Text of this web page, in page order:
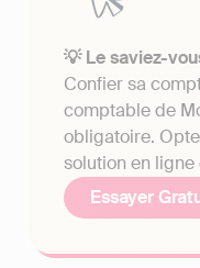
💡 Le saviez-
Confier sa
comptable de
obligatoire.
solution en ligne
Essayer